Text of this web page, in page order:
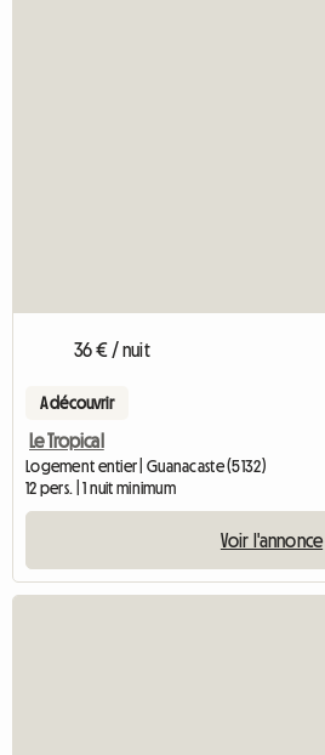
36 € / nuit
A découvrir
Le Tropical
Logement entier | Guanacaste (5132)
12 pers. | 1 nuit minimum
Voir l'annonce